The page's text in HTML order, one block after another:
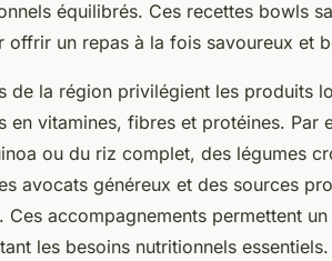
équilibrés. Ces recettes bowls
offrir un repas à la fois savoureux et
de la région privilégient les produits
en vitamines, fibres et protéines. Par
ou du riz complet, des légumes
avocats généreux et des sources
Ces accompagnements permettent
les besoins nutritionnels essentiels.